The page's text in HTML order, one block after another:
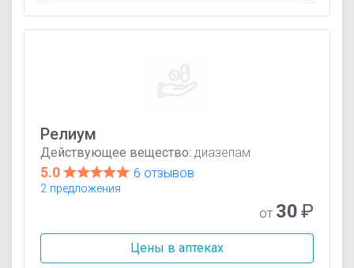
Релиум
Действующее вещество: диазепам
5.0 6 отзывов
2 предложения
от 30₽
Цены в аптеках